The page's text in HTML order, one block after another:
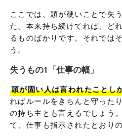
ここでは、頭が硬いことで失
た。本来持ち続けてれば、ど
るものばかりです。それでは
う。
失うもの1「仕事の幅」
頭が固い人は言われたことし
ればルールをきちんと守った
の持ち主とも言えるでしょう
て、仕事も指示されたとおり